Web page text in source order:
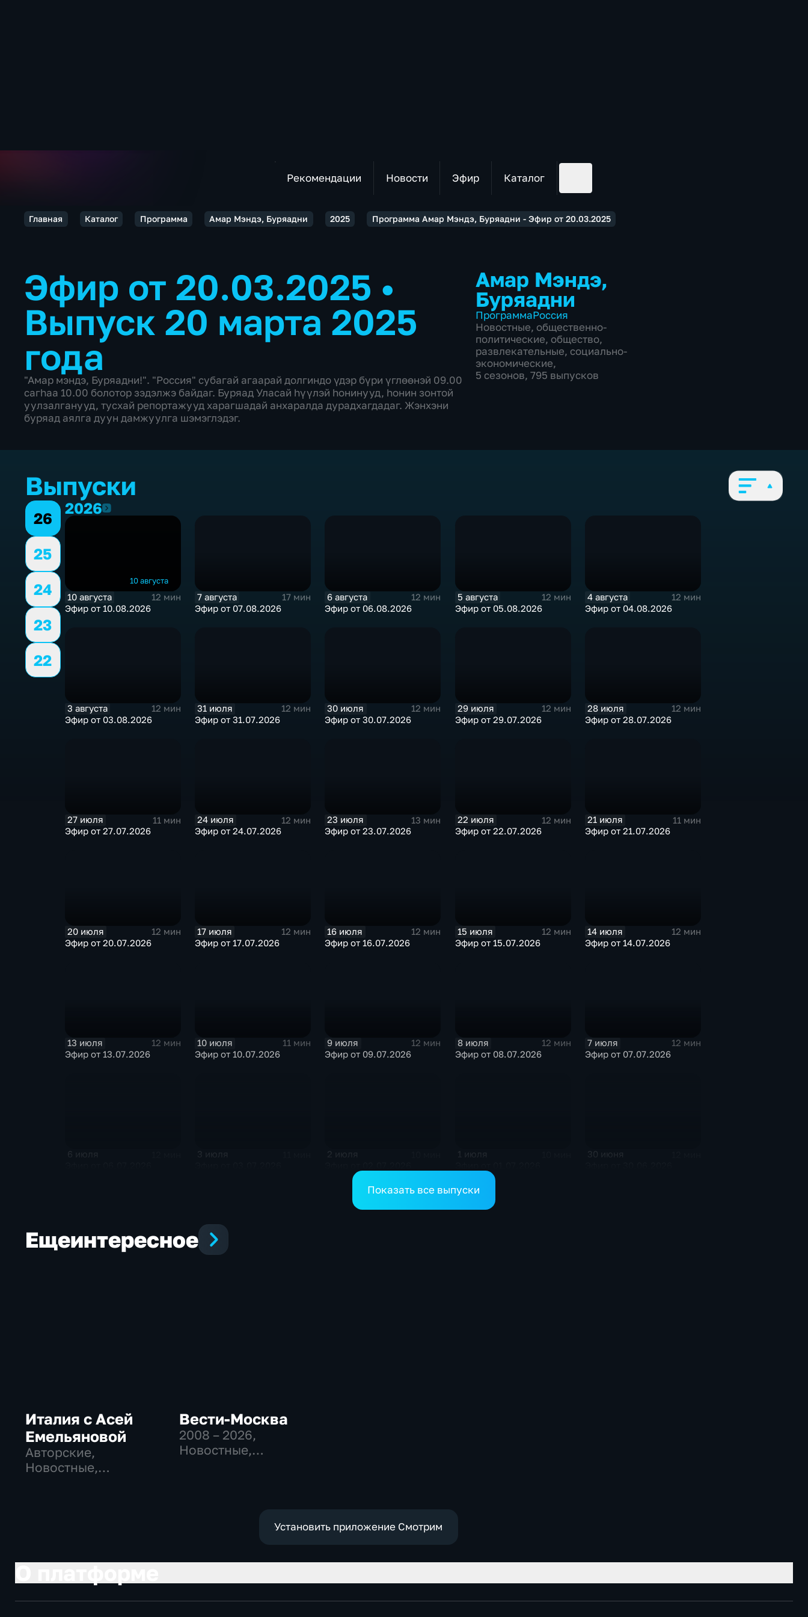
Рекомендации Новости Эфир Каталог
Главная Каталог Программа Амар Мэндэ, Буряадни 2025 Программа Амар Мэндэ, Буряадни - Эфир от 20.03.2025
Эфир от 20.03.2025 •
Выпуск 20 марта 2025
года
"Амар мэндэ, Буряадни!". "Россия" субагай агаарай долгиндо үдэр бүри үглөөнэй 09.00
сагhаа 10.00 болотор зэдэлжэ байдаг. Буряад Уласай hүүлэй hонинууд, hонин зонтой
уулзалганууд, тусхай репортажууд харагшадай анхаралда дурадхагдадаг. Жэнхэни
буряад аялга дуун дамжуулга шэмэглэдэг.
Амар Мэндэ,
Буряадни
ПрограммаРоссия
Новостные, общественно-
политические, общество,
развлекательные, социально-
экономические,
5 сезонов, 795 выпусков
Выпуски
26
25
24
23
22
20262026
10 августа
10 августа
12 мин
Эфир от 10.08.2026
7 августа
17 мин
Эфир от 07.08.2026
6 августа
12 мин
Эфир от 06.08.2026
5 августа
12 мин
Эфир от 05.08.2026
4 августа
12 мин
Эфир от 04.08.2026
3 августа
12 мин
Эфир от 03.08.2026
31 июля
12 мин
Эфир от 31.07.2026
30 июля
12 мин
Эфир от 30.07.2026
29 июля
12 мин
Эфир от 29.07.2026
28 июля
12 мин
Эфир от 28.07.2026
27 июля
11 мин
Эфир от 27.07.2026
24 июля
12 мин
Эфир от 24.07.2026
23 июля
13 мин
Эфир от 23.07.2026
22 июля
12 мин
Эфир от 22.07.2026
21 июля
11 мин
Эфир от 21.07.2026
20 июля
12 мин
Эфир от 20.07.2026
17 июля
12 мин
Эфир от 17.07.2026
16 июля
12 мин
Эфир от 16.07.2026
15 июля
12 мин
Эфир от 15.07.2026
14 июля
12 мин
Эфир от 14.07.2026
13 июля
12 мин
Эфир от 13.07.2026
10 июля
11 мин
Эфир от 10.07.2026
9 июля
12 мин
Эфир от 09.07.2026
8 июля
12 мин
Эфир от 08.07.2026
7 июля
12 мин
Эфир от 07.07.2026
6 июля 3 июля 2 июля 1 июля 30 июня
Показать все выпуски
Ещеинтересное
Италия с Асей
Емельяновой
Авторские,
Новостные,
Вести-Москва
2008 – 2026,
Новостные,
Установить приложение Смотрим